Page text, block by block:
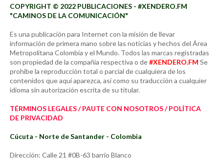
COPYRIGHT © 2022 PUBLICACIONES - #XENDERO.FM
"CAMINOS DE LA COMUNICACIÓN"
Es una publicación para Internet con la misión de llevar
información de primera mano sobre las noticias y hechos del Área
Metropolitana Colombia y el Mundo. Todos las marcas registradas
son propiedad de la compañía respectiva o de#XENDERO.FM Se
prohíbe la reproducción total o parcial de cualquiera de los
contenidos que aquí aparezca, así como su traducción a cualquier
idioma sin autorización escrita de su titular.
TÉRMINOS LEGALES / PAUTE CON NOSOTROS / POLÍTICA
DE PRIVACIDAD
Cúcuta - Norte de Santander - Colombia
Dirección: Calle 21 #0B-63 barrio Blanco